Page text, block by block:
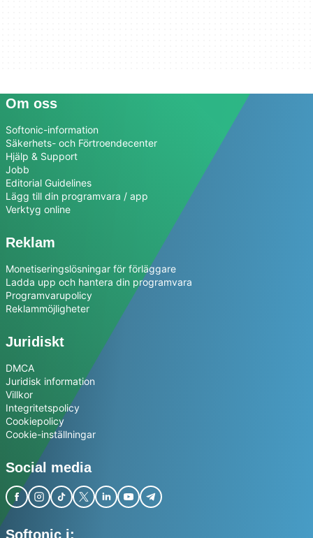
Om oss
Softonic-information
Säkerhets- och Förtroendecenter
Hjälp & Support
Jobb
Editorial Guidelines
Lägg till din programvara / app
Verktyg online
Reklam
Monetiseringslösningar för förläggare
Ladda upp och hantera din programvara
Programvarupolicy
Reklammöjligheter
Juridiskt
DMCA
Juridisk information
Villkor
Integritetspolicy
Cookiepolicy
Cookie-inställningar
Social media
Softonic i: